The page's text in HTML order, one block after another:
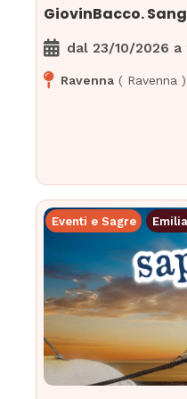
GiovinBacco.
dal23/10/2026 a
Ravenna ( Ravenna )
Eventi e Sagre